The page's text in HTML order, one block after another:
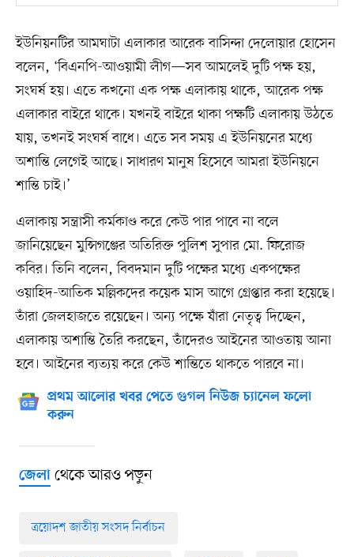
ইউনিয়নটির আমঘাটা এলাকার আরেক বাসিন্দা দেলোয়ার হোসেন
বলেন, ‘বিএনপি-আওয়ামী লীগ—সব আমলেই দুটি পক্ষ হয়,
সংঘর্ষ হয়। এতে কখনো এক পক্ষ এলাকায় থাকে, আরেক পক্ষ
এলাকার বাইরে থাকে। যখনই বাইরে থাকা পক্ষটি এলাকায় উঠতে
যায়, তখনই সংঘর্ষ বাধে। এতে সব সময় এ ইউনিয়নের মধ্যে
অশান্তি লেগেই আছে। সাধারণ মানুষ হিসেবে আমরা ইউনিয়নে
শান্তি চাই।’
এলাকায় সন্ত্রাসী কর্মকাণ্ড করে কেউ পার পাবে না বলে
জানিয়েছেন মুন্সিগঞ্জের অতিরিক্ত পুলিশ সুপার মো. ফিরোজ
কবির। তিনি বলেন, বিবদমান দুটি পক্ষের মধ্যে একপক্ষের
ওয়াহিদ-আতিক মল্লিকদের কয়েক মাস আগে গ্রেপ্তার করা হয়েছে।
তাঁরা জেলহাজতে রয়েছেন। অন্য পক্ষে যাঁরা নেতৃত্ব দিচ্ছেন,
এলাকায় অশান্তি তৈরি করছেন, তাঁদেরও আইনের আওতায় আনা
হবে। আইনের ব্যত্যয় করে কেউ শান্তিতে থাকতে পারবে না।
প্রথম আলোর খবর পেতে গুগল নিউজ চ্যানেল ফলো
করুন
জেলাথেকে আরও পড়ুন
ত্রয়োদশ জাতীয় সংসদ নির্বাচন